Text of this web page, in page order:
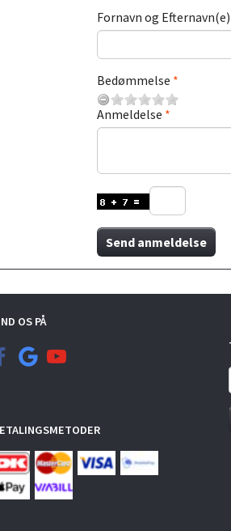
Fornavn og Efternavn(e)
Bedømmelse
Anmeldelse
Send anmeldelse
OS PÅ